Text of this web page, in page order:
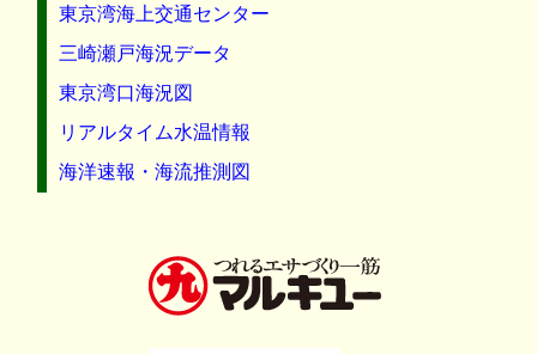
東京湾海上交通センター
三崎瀬戸海況データ
東京湾口海況図
リアルタイム水温情報
海洋速報・海流推測図